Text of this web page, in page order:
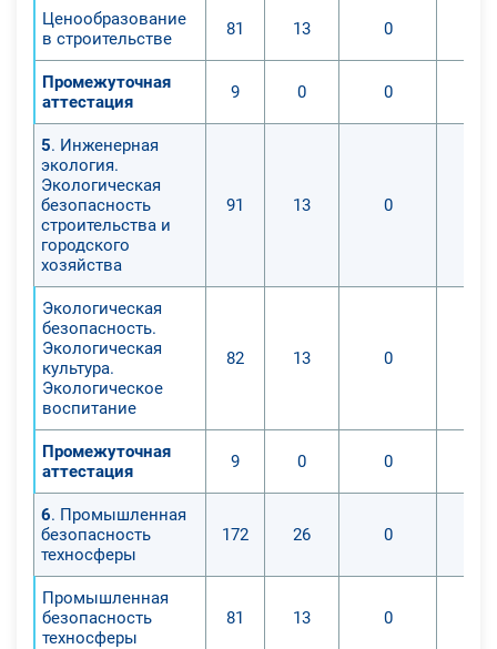
Ценообразование
в строительстве
81 13 0
Промежуточная
аттестация
9 0 0
5. Инженерная
экология.
Экологическая
безопасность
строительства и
городского
хозяйства
91 13 0
Экологическая
безопасность.
Экологическая
культура.
Экологическое
воспитание
82 13 0
Промежуточная
аттестация
9 0 0
6. Промышленная
безопасность
техносферы
172 26 0
Промышленная
безопасность
техносферы
81 13 0